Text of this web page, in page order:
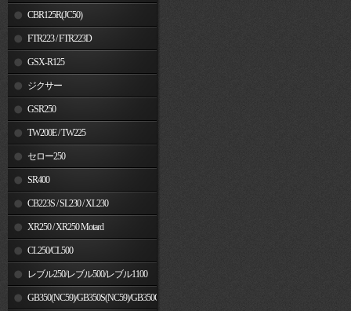
CBR125R(JC50)
FTR223 / FTR223D
GSX-R125
ジクサー
GSR250
TW200E / TW225
セロー250
SR400
CB223S / SL230 / XL230
XR250 / XR250 Motard
CL250/CL500
レブル250/レブル500/レブル1100
GB350(NC59)/GB350S(NC59)/GB350C(NC64)